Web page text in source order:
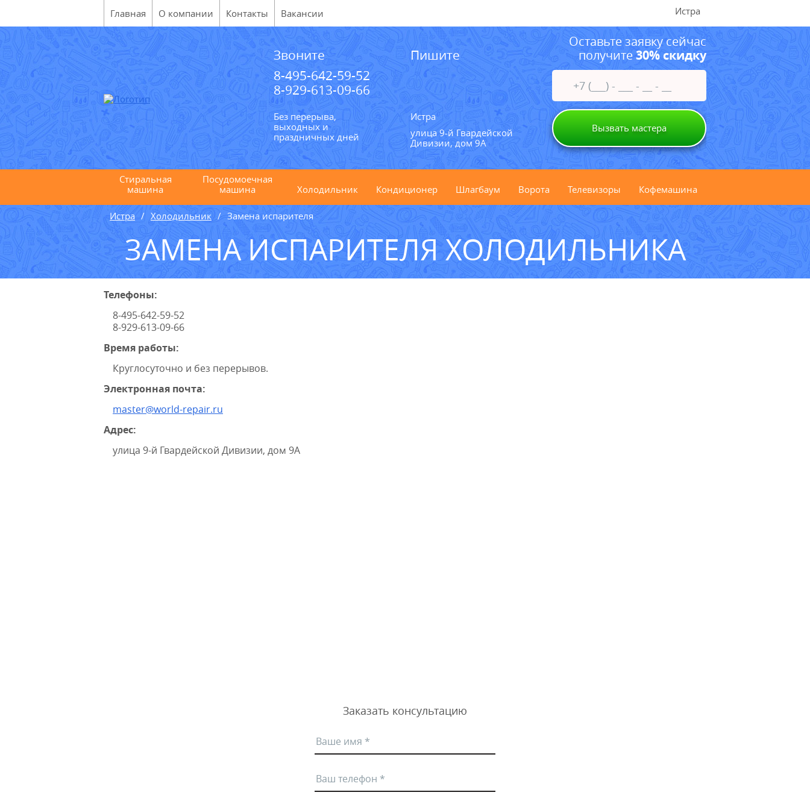
Главная О компании Контакты Вакансии Истра
Звоните
8-495-642-59-52
8-929-613-09-66
Пишите
Без перерыва,
выходных и
праздничных дней
Истра
улица 9-й Гвардейской
Дивизии, дом 9А
Оставьте заявку сейчас
получите30% скидку
Вызвать мастера
Стиральная
машина
Посудомоечная
машина
Холодильник Кондиционер Шлагбаум Ворота Телевизоры Кофемашина
Истра Холодильник Замена испарителя
ЗАМЕНА ИСПАРИТЕЛЯ ХОЛОДИЛЬНИКА
Телефоны:
8-495-642-59-52
8-929-613-09-66
Время работы:
Круглосуточно и без перерывов.
Электронная почта:
master@world-repair.ru
Адрес:
улица 9-й Гвардейской Дивизии, дом 9А
Заказать консультацию